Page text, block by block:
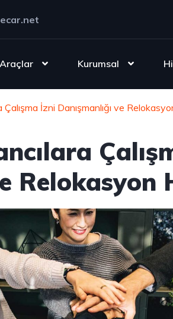
Araçlar Kurumsal
Çalışma İzni Danışmanlığı ve